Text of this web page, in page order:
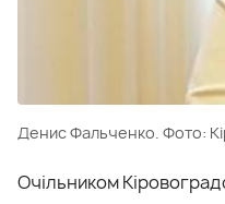
Денис Фальченко. Фото:
Очільником